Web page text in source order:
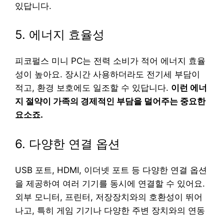
있답니다.
5. 에너지 효율성
피코펄스 미니 PC는 전력 소비가 적어 에너지 효율
성이 높아요. 장시간 사용하더라도 전기세 부담이
적고, 환경 보호에도 일조할 수 있답니다. 이런 에너
지 절약이 가족의 경제적인 부담을 덜어주는 중요한
요소죠.
6. 다양한 연결 옵션
USB 포트, HDMI, 이더넷 포트 등 다양한 연결 옵션
을 제공하여 여러 기기를 동시에 연결할 수 있어요.
외부 모니터, 프린터, 저장장치와의 호환성이 뛰어
나고, 특히 게임 기기나 다양한 주변 장치와의 연동